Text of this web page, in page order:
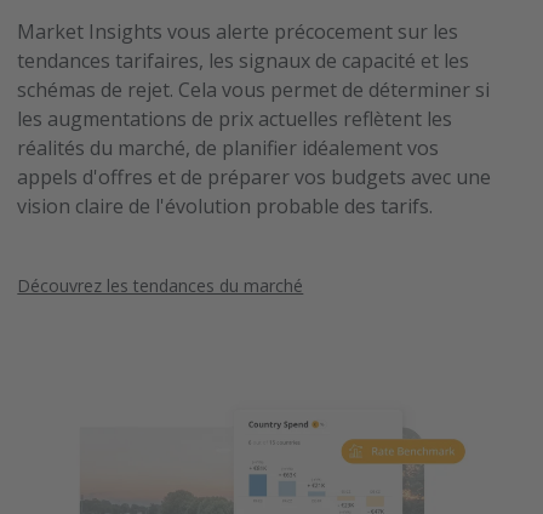
Market Insights vous alerte précocement sur les
tendances tarifaires, les signaux de capacité et les
schémas de rejet. Cela vous permet de déterminer si
les augmentations de prix actuelles reflètent les
réalités du marché, de planifier idéalement vos
appels d'offres et de préparer vos budgets avec une
vision claire de l'évolution probable des tarifs.
Découvrez les tendances du marché